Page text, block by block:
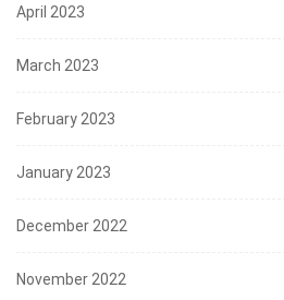
April 2023
March 2023
February 2023
January 2023
December 2022
November 2022